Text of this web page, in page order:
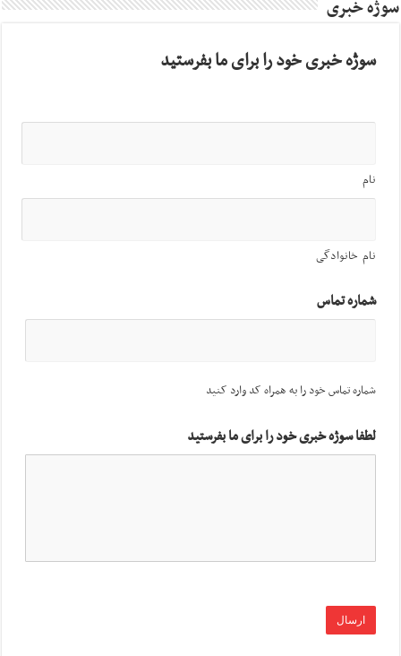
سوژه خبری
سوژه خبری خود را برای ما بفرستید
نام
نام خانوادگی
شماره تماس
شماره تماس خود را به همراه کد وارد کنید
لطفا سوژه خبری خود را برای ما بفرستید